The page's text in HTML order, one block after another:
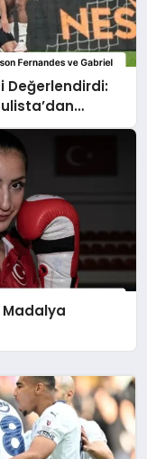
Değerlendirdi:
Madalya